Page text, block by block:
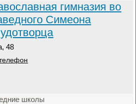
гимназия во
Симеона
48
школы